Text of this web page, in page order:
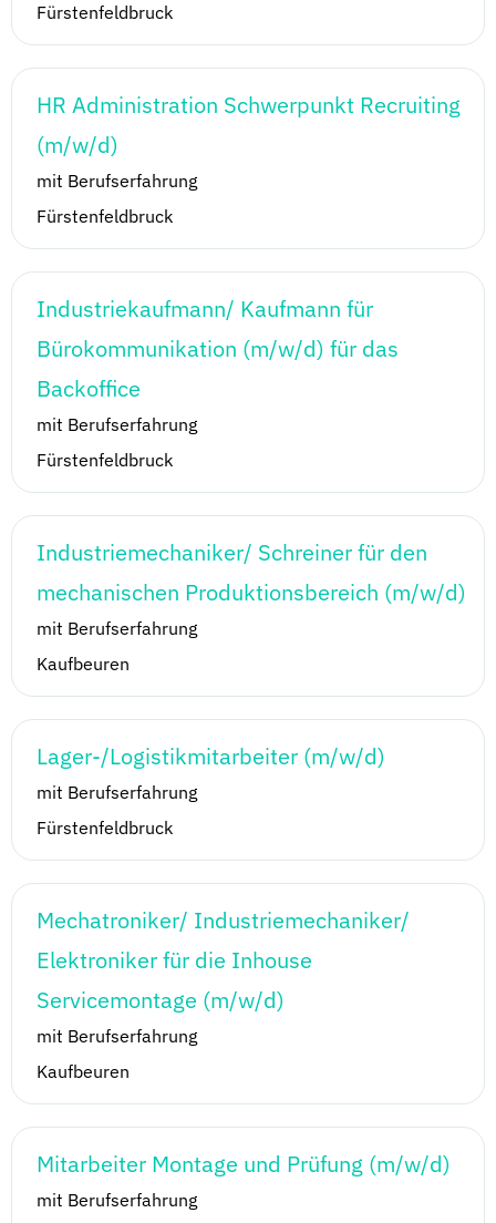
Fürstenfeldbruck
HR Administration Schwerpunkt Recruiting
(m/w/d)
mit Berufserfahrung
Fürstenfeldbruck
Industriekaufmann/ Kaufmann für
Bürokommunikation (m/w/d) für das
Backoffice
mit Berufserfahrung
Fürstenfeldbruck
Industriemechaniker/ Schreiner für den
mechanischen Produktionsbereich (m/w/d)
mit Berufserfahrung
Kaufbeuren
Lager-/Logistikmitarbeiter (m/w/d)
mit Berufserfahrung
Fürstenfeldbruck
Mechatroniker/ Industriemechaniker/
Elektroniker für die Inhouse
Servicemontage (m/w/d)
mit Berufserfahrung
Kaufbeuren
Mitarbeiter Montage und Prüfung (m/w/d)
mit Berufserfahrung